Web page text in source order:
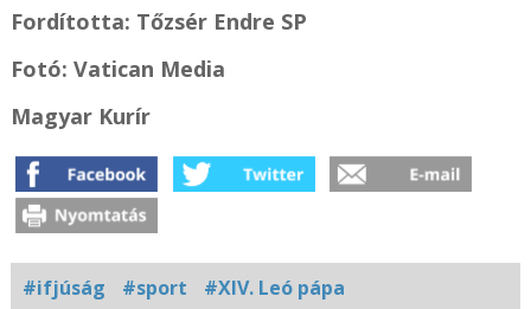
Fordította: Tőzsér Endre SP
Fotó: Vatican Media
Magyar Kurír
#ifjúság #sport #XIV. Leó pápa